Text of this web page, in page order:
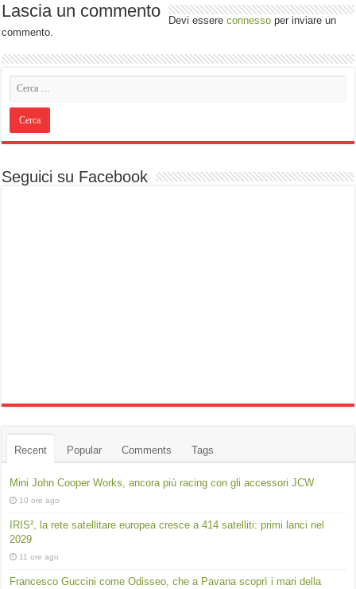
Lascia un commento Devi essereconnesso per inviare un
commento.
Seguici su Facebook
Recent Popular Comments Tags
Mini John Cooper Works, ancora più racing con gli accessori JCW
10 ore ago
IRIS², la rete satellitare europea cresce a 414 satelliti: primi lanci nel
2029
11 ore ago
Francesco Guccini come Odisseo, che a Pavana scoprì i mari della